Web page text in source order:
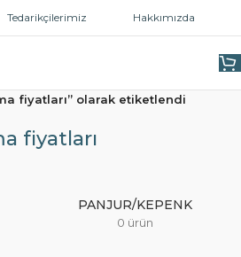
Tedarikçilerimiz Hakkımızda
fiyatları” olarak etiketlendi
fiyatları
PANJUR/KEPENK
0 ürün